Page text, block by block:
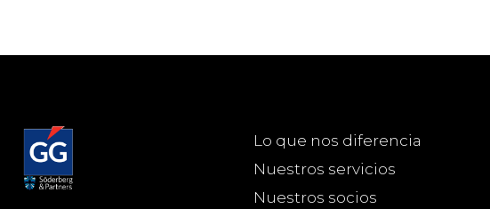
Lo que nos diferencia
Nuestros servicios
Nuestros socios